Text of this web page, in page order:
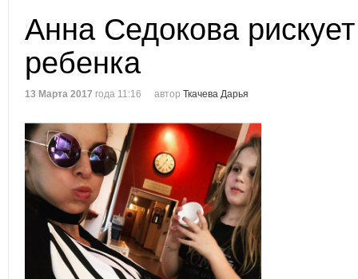
Анна Седокова
ребенка
13 Марта 2017 года 11:16 автор Ткачева Дарья